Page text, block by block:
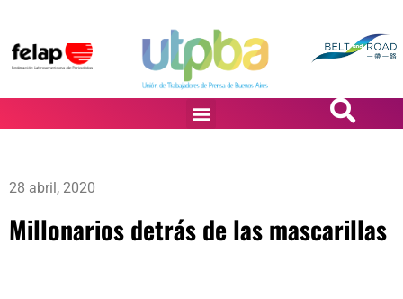
28 abril, 2020
Millonarios detrás de las mascarillas